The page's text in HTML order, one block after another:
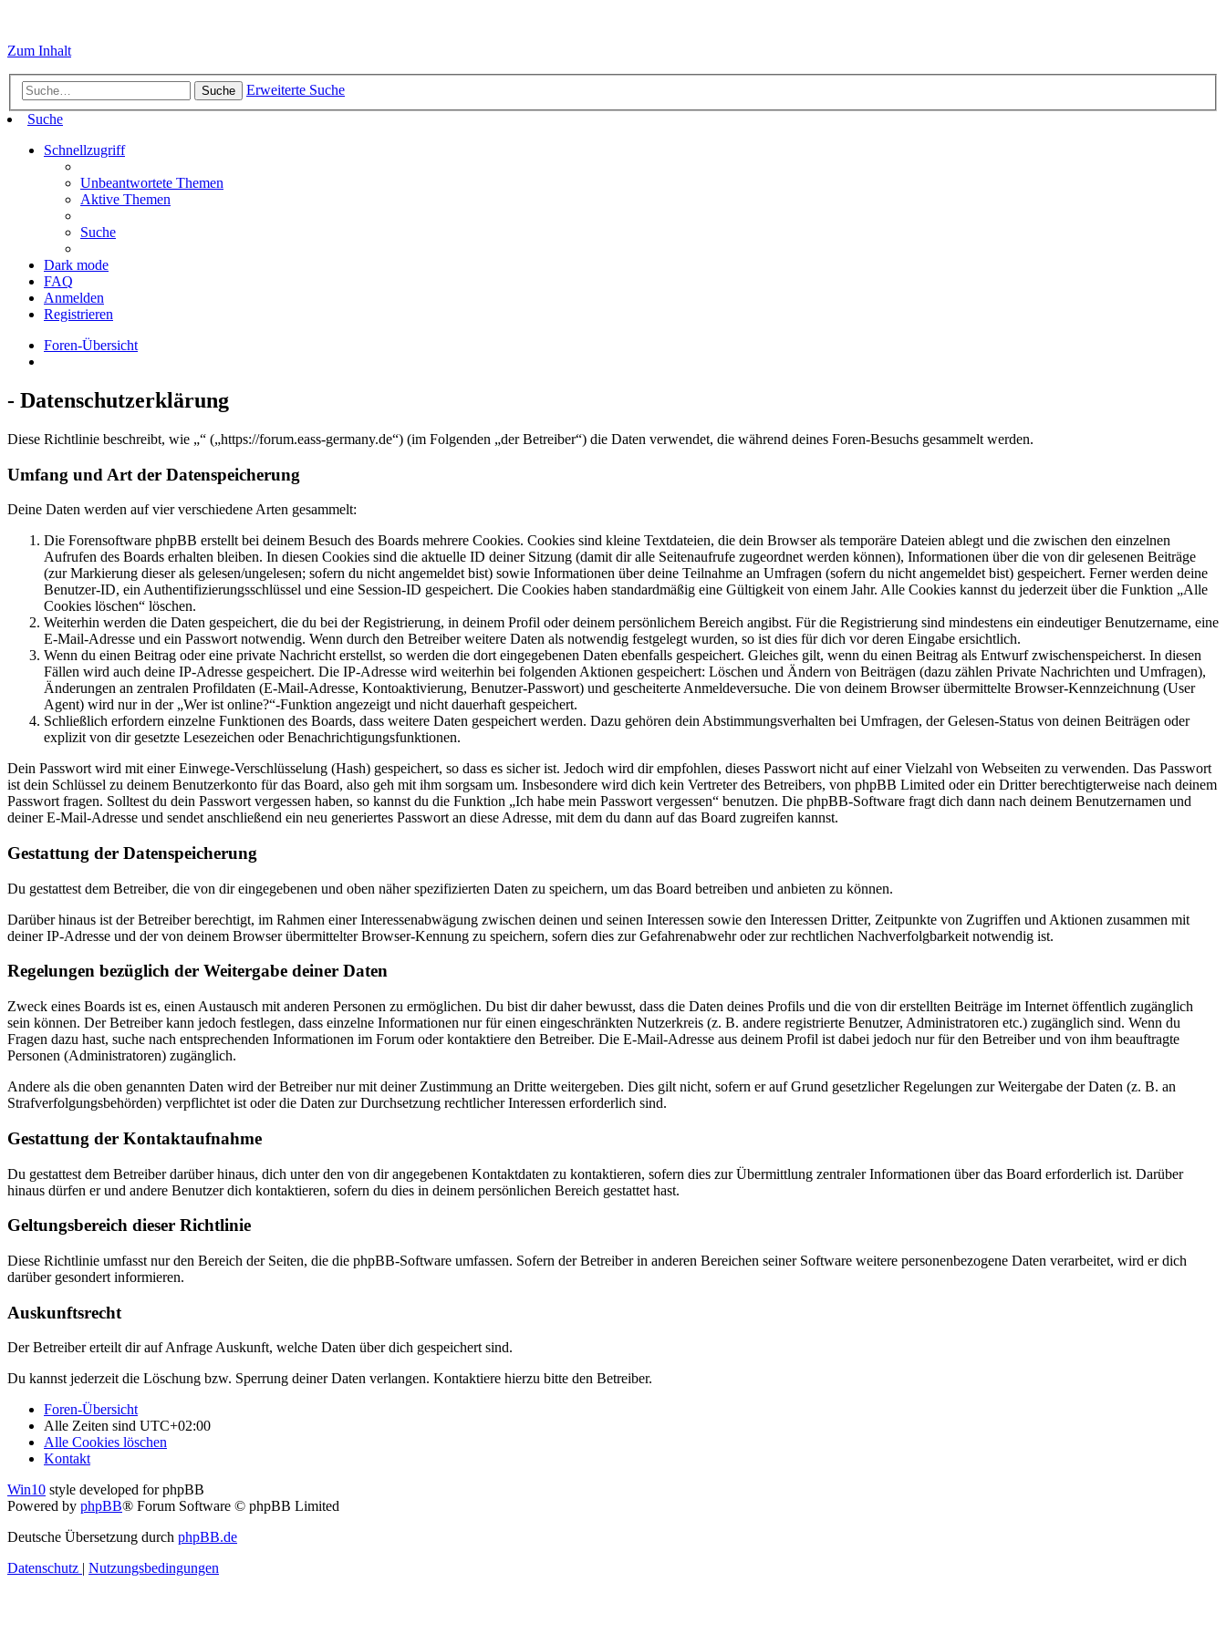
Zum Inhalt
Suche
Erweiterte Suche
Suche
Schnellzugriff
Unbeantwortete Themen
Aktive Themen
Suche
Dark mode
FAQ
Anmelden
Registrieren
Foren-Übersicht
- Datenschutzerklärung
Diese Richtlinie beschreibt, wie „“ („https://forum.eass-germany.de“) (im Folgenden „der Betreiber“) die Daten verwendet, die während deines Foren-Besuchs gesammelt werden.
Umfang und Art der Datenspeicherung
Deine Daten werden auf vier verschiedene Arten gesammelt:
Die Forensoftware phpBB erstellt bei deinem Besuch des Boards mehrere Cookies. Cookies sind kleine Textdateien, die dein Browser als temporäre Dateien ablegt und die zwischen den einzelnen
Aufrufen des Boards erhalten bleiben. In diesen Cookies sind die aktuelle ID deiner Sitzung (damit dir alle Seitenaufrufe zugeordnet werden können), Informationen über die von dir gelesenen Beiträge
(zur Markierung dieser als gelesen/ungelesen; sofern du nicht angemeldet bist) sowie Informationen über deine Teilnahme an Umfragen (sofern du nicht angemeldet bist) gespeichert. Ferner werden deine
Benutzer-ID, ein Authentifizierungsschlüssel und eine Session-ID gespeichert. Die Cookies haben standardmäßig eine Gültigkeit von einem Jahr. Alle Cookies kannst du jederzeit über die Funktion „Alle
Cookies löschen“ löschen.
Weiterhin werden die Daten gespeichert, die du bei der Registrierung, in deinem Profil oder deinem persönlichem Bereich angibst. Für die Registrierung sind mindestens ein eindeutiger Benutzername, eine
E-Mail-Adresse und ein Passwort notwendig. Wenn durch den Betreiber weitere Daten als notwendig festgelegt wurden, so ist dies für dich vor deren Eingabe ersichtlich.
Wenn du einen Beitrag oder eine private Nachricht erstellst, so werden die dort eingegebenen Daten ebenfalls gespeichert. Gleiches gilt, wenn du einen Beitrag als Entwurf zwischenspeicherst. In diesen
Fällen wird auch deine IP-Adresse gespeichert. Die IP-Adresse wird weiterhin bei folgenden Aktionen gespeichert: Löschen und Ändern von Beiträgen (dazu zählen Private Nachrichten und Umfragen),
Änderungen an zentralen Profildaten (E-Mail-Adresse, Kontoaktivierung, Benutzer-Passwort) und gescheiterte Anmeldeversuche. Die von deinem Browser übermittelte Browser-Kennzeichnung (User
Agent) wird nur in der „Wer ist online?“-Funktion angezeigt und nicht dauerhaft gespeichert.
Schließlich erfordern einzelne Funktionen des Boards, dass weitere Daten gespeichert werden. Dazu gehören dein Abstimmungsverhalten bei Umfragen, der Gelesen-Status von deinen Beiträgen oder
explizit von dir gesetzte Lesezeichen oder Benachrichtigungsfunktionen.
Dein Passwort wird mit einer Einwege-Verschlüsselung (Hash) gespeichert, so dass es sicher ist. Jedoch wird dir empfohlen, dieses Passwort nicht auf einer Vielzahl von Webseiten zu verwenden. Das Passwort
ist dein Schlüssel zu deinem Benutzerkonto für das Board, also geh mit ihm sorgsam um. Insbesondere wird dich kein Vertreter des Betreibers, von phpBB Limited oder ein Dritter berechtigterweise nach deinem
Passwort fragen. Solltest du dein Passwort vergessen haben, so kannst du die Funktion „Ich habe mein Passwort vergessen“ benutzen. Die phpBB-Software fragt dich dann nach deinem Benutzernamen und
deiner E-Mail-Adresse und sendet anschließend ein neu generiertes Passwort an diese Adresse, mit dem du dann auf das Board zugreifen kannst.
Gestattung der Datenspeicherung
Du gestattest dem Betreiber, die von dir eingegebenen und oben näher spezifizierten Daten zu speichern, um das Board betreiben und anbieten zu können.
Darüber hinaus ist der Betreiber berechtigt, im Rahmen einer Interessenabwägung zwischen deinen und seinen Interessen sowie den Interessen Dritter, Zeitpunkte von Zugriffen und Aktionen zusammen mit
deiner IP-Adresse und der von deinem Browser übermittelter Browser-Kennung zu speichern, sofern dies zur Gefahrenabwehr oder zur rechtlichen Nachverfolgbarkeit notwendig ist.
Regelungen bezüglich der Weitergabe deiner Daten
Zweck eines Boards ist es, einen Austausch mit anderen Personen zu ermöglichen. Du bist dir daher bewusst, dass die Daten deines Profils und die von dir erstellten Beiträge im Internet öffentlich zugänglich
sein können. Der Betreiber kann jedoch festlegen, dass einzelne Informationen nur für einen eingeschränkten Nutzerkreis (z. B. andere registrierte Benutzer, Administratoren etc.) zugänglich sind. Wenn du
Fragen dazu hast, suche nach entsprechenden Informationen im Forum oder kontaktiere den Betreiber. Die E-Mail-Adresse aus deinem Profil ist dabei jedoch nur für den Betreiber und von ihm beauftragte
Personen (Administratoren) zugänglich.
Andere als die oben genannten Daten wird der Betreiber nur mit deiner Zustimmung an Dritte weitergeben. Dies gilt nicht, sofern er auf Grund gesetzlicher Regelungen zur Weitergabe der Daten (z. B. an
Strafverfolgungsbehörden) verpflichtet ist oder die Daten zur Durchsetzung rechtlicher Interessen erforderlich sind.
Gestattung der Kontaktaufnahme
Du gestattest dem Betreiber darüber hinaus, dich unter den von dir angegebenen Kontaktdaten zu kontaktieren, sofern dies zur Übermittlung zentraler Informationen über das Board erforderlich ist. Darüber
hinaus dürfen er und andere Benutzer dich kontaktieren, sofern du dies in deinem persönlichen Bereich gestattet hast.
Geltungsbereich dieser Richtlinie
Diese Richtlinie umfasst nur den Bereich der Seiten, die die phpBB-Software umfassen. Sofern der Betreiber in anderen Bereichen seiner Software weitere personenbezogene Daten verarbeitet, wird er dich
darüber gesondert informieren.
Auskunftsrecht
Der Betreiber erteilt dir auf Anfrage Auskunft, welche Daten über dich gespeichert sind.
Du kannst jederzeit die Löschung bzw. Sperrung deiner Daten verlangen. Kontaktiere hierzu bitte den Betreiber.
Foren-Übersicht
Alle Zeiten sind UTC+02:00
Alle Cookies löschen
Kontakt
Win10 style developed for phpBB
Powered by phpBB® Forum Software © phpBB Limited
Deutsche Übersetzung durch phpBB.de
Datenschutz
Nutzungsbedingungen